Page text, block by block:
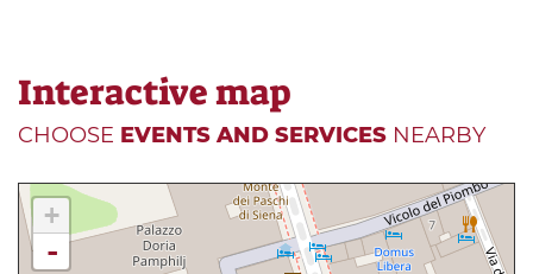
Interactive map
CHOOSE EVENTS AND SERVICES NEARBY
+
-